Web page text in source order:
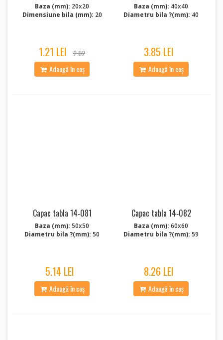
Baza (mm): 20x20
Dimensiune bila (mm): 20
1.21 LEI
2.02
Adaugă în coș
Baza (mm): 40x40
Diametru bila ?(mm): 40
3.85 LEI
Adaugă în coș
Capac tabla 14‑081
Baza (mm): 50x50
Diametru bila ?(mm): 50
5.14 LEI
Adaugă în coș
Capac tabla 14‑082
Baza (mm): 60x60
Diametru bila ?(mm): 59
8.26 LEI
Adaugă în coș